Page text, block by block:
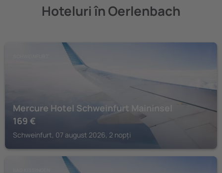
Hoteluri în Oerlenbach
Mercure Hotel Schweinfurt Maininsel
169 €
Schweinfurt, 07 august 2026, 2 nopți